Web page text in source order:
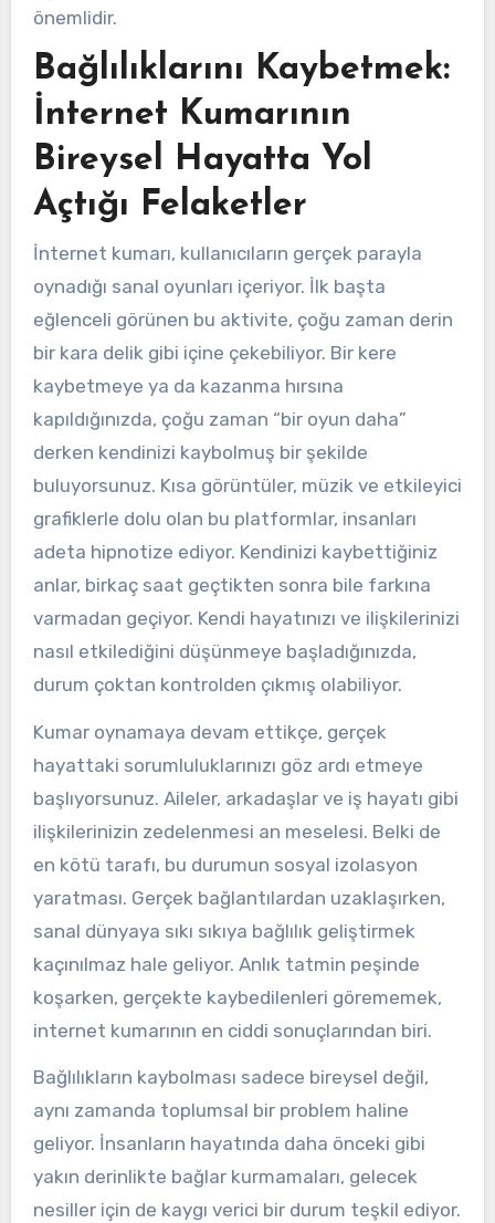
önemlidir.
Bağlılıklarını Kaybetmek:
İnternet Kumarının
Bireysel Hayatta Yol
Açtığı Felaketler
İnternet kumarı, kullanıcıların gerçek parayla
oynadığı sanal oyunları içeriyor. İlk başta
eğlenceli görünen bu aktivite, çoğu zaman derin
bir kara delik gibi içine çekebiliyor. Bir kere
kaybetmeye ya da kazanma hırsına
kapıldığınızda, çoğu zaman “bir oyun daha”
derken kendinizi kaybolmuş bir şekilde
buluyorsunuz. Kısa görüntüler, müzik ve etkileyici
grafiklerle dolu olan bu platformlar, insanları
adeta hipnotize ediyor. Kendinizi kaybettiğiniz
anlar, birkaç saat geçtikten sonra bile farkına
varmadan geçiyor. Kendi hayatınızı ve ilişkilerinizi
nasıl etkilediğini düşünmeye başladığınızda,
durum çoktan kontrolden çıkmış olabiliyor.
Kumar oynamaya devam ettikçe, gerçek
hayattaki sorumluluklarınızı göz ardı etmeye
başlıyorsunuz. Aileler, arkadaşlar ve iş hayatı gibi
ilişkilerinizin zedelenmesi an meselesi. Belki de
en kötü tarafı, bu durumun sosyal izolasyon
yaratması. Gerçek bağlantılardan uzaklaşırken,
sanal dünyaya sıkı sıkıya bağlılık geliştirmek
kaçınılmaz hale geliyor. Anlık tatmin peşinde
koşarken, gerçekte kaybedilenleri görememek,
internet kumarının en ciddi sonuçlarından biri.
Bağlılıkların kaybolması sadece bireysel değil,
aynı zamanda toplumsal bir problem haline
geliyor. İnsanların hayatında daha önceki gibi
yakın derinlikte bağlar kurmamaları, gelecek
nesiller için de kaygı verici bir durum teşkil ediyor.